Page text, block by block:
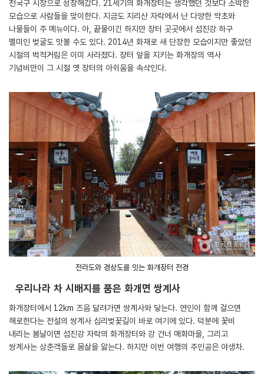
전국구 시장으로 성장해갔다. 21세기의 화개장터는 생각했던 것보다 소박한
모습으로 사람들을 맞이한다. 지금도 지리산 자락에서 난 다양한 약초와
나물들이 주 메뉴이다. 아, 끝물이긴 하지만 장터 곳곳에서 섬진강 하구
별미인 벚굴도 맛볼 수도 있다. 2014년 화재로 새 단장한 모습이지만 좋았던
시절의 벅적거림은 이미 사라졌다. 장터 앞을 지키는 화개장의 역사
기념비만이 그 시절 옛 장터의 아쉬움을 속삭인다.
전라도와 경상도를 잇는 화개장터 전경
우리나라 차 시배지를 품은 화개면 쌍계사
화개장터에서 12km 즈음 달려가면 쌍계사와 닿는다. 연인이 함께 걸으면
해로한다는 전설의 쌍계사 십리벚꽃길이 바로 여기에 있다. 덕분에 꽃비
내리는 봄날이면 섬진강 자락의 화개장터와 강 건너 매화마을, 그리고
쌍계사는 상춘객들로 몸살을 앓는다. 하지만 이번 여행의 주인공은 야생차.